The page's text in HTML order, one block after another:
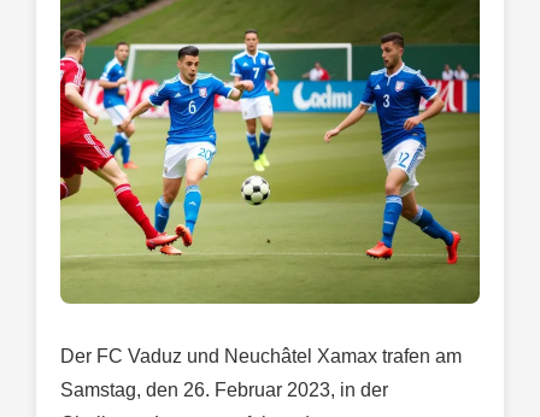
Der FC Vaduz und Neuchâtel Xamax trafen am
Samstag, den 26. Februar 2023, in der